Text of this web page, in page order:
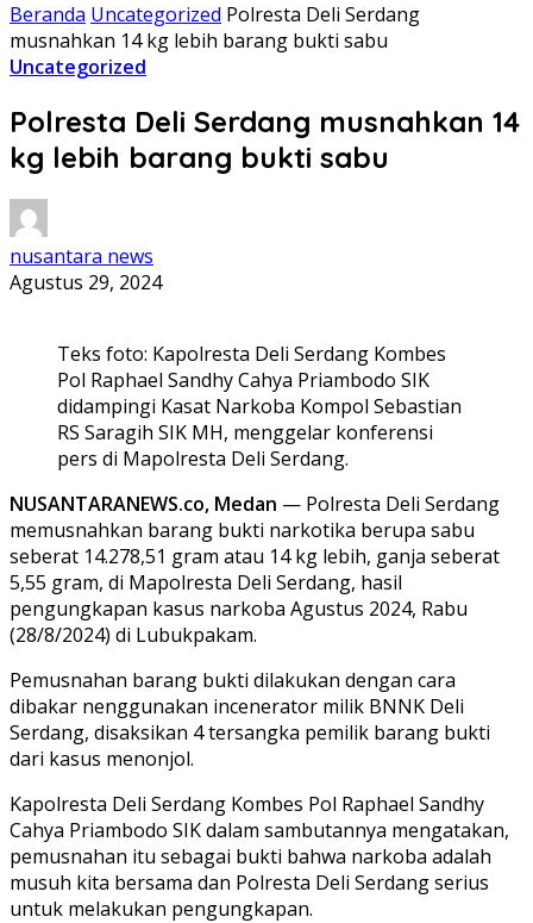
Beranda Uncategorized Polresta Deli Serdang
musnahkan 14 kg lebih barang bukti sabu
Uncategorized
Polresta Deli Serdang musnahkan 14
kg lebih barang bukti sabu
nusantara news
Agustus 29, 2024
Teks foto: Kapolresta Deli Serdang Kombes
Pol Raphael Sandhy Cahya Priambodo SIK
didampingi Kasat Narkoba Kompol Sebastian
RS Saragih SIK MH, menggelar konferensi
pers di Mapolresta Deli Serdang.
NUSANTARANEWS.co, Medan — Polresta Deli Serdang
memusnahkan barang bukti narkotika berupa sabu
seberat 14.278,51 gram atau 14 kg lebih, ganja seberat
5,55 gram, di Mapolresta Deli Serdang, hasil
pengungkapan kasus narkoba Agustus 2024, Rabu
(28/8/2024) di Lubukpakam.
Pemusnahan barang bukti dilakukan dengan cara
dibakar nenggunakan incenerator milik BNNK Deli
Serdang, disaksikan 4 tersangka pemilik barang bukti
dari kasus menonjol.
Kapolresta Deli Serdang Kombes Pol Raphael Sandhy
Cahya Priambodo SIK dalam sambutannya mengatakan,
pemusnahan itu sebagai bukti bahwa narkoba adalah
musuh kita bersama dan Polresta Deli Serdang serius
untuk melakukan pengungkapan.